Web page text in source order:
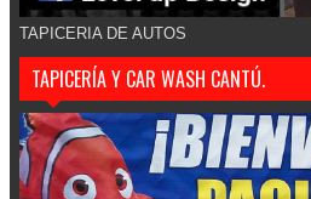
TAPICERIA DE AUTOS
TAPICERÍA Y CAR WASH CANTÚ.